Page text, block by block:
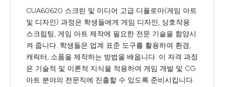
CUA60620 스크린 및 미디어 고급 디플로마(게임 아트
및 디자인) 과정은 학생들에게 게임 디자인, 상호작용
스크립팅, 게임 아트 제작에 필요한 전문 기술을 함양시
켜 줍니다. 학생들은 업계 표준 도구를 활용하여 환경,
캐릭터, 소품을 제작하는 방법을 배웁니다. 이 자격 과정
은 기술적 및 이론적 지식을 적용하여 게임 개발 및 CG
아트 분야의 전문직에 진출할 수 있도록 준비시킵니다.